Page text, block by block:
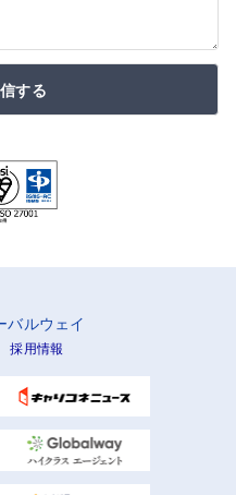
する
バルウェイ
採用情報